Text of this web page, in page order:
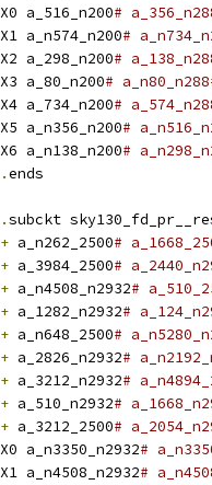
X0 a_516_n200#
X1 a_n574_n200#
X2 a_298_n200#
X3 a_80_n200#
X4 a_734_n200#
X5 a_n356_n200#
X6 a_n138_n200#
.ends
.subckt
+ a_n262_2500#
+ a_3984_2500#
+ a_n4508_n2932#
+ a_1282_n2932#
+ a_n648_2500#
+ a_2826_n2932#
+ a_3212_n2932#
+ a_510_n2932#
+ a_3212_2500#
X0 a_n3350_n2932#
X1 a_n4508_n2932#